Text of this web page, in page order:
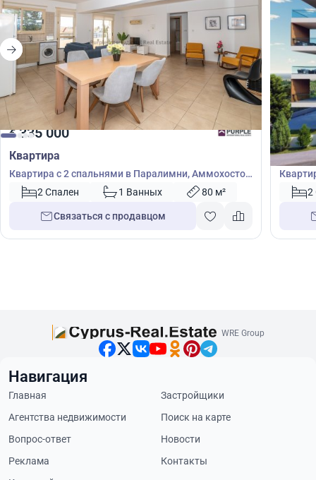
€335 000
Квартира
Квартира с 2 спальнями в Паралимни, Аммохостос,
Кипр № 39450
2 Спален 1 Ванных 80 м²
Связаться с продавцом
€335
448282
WRE Group
Навигация
Главная
Застройщики
Агентства недвижимости
Поиск на карте
Вопрос-ответ
Новости
Реклама
Контакты